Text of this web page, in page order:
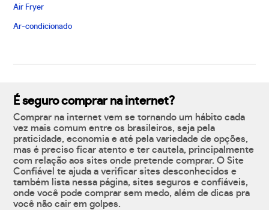
Air Fryer
Ar-condicionado
É seguro comprar na internet?
Comprar na internet vem se tornando um hábito cada
vez mais comum entre os brasileiros, seja pela
praticidade, economia e até pela variedade de opções,
mas é preciso ficar atento e ter cautela, principalmente
com relação aos sites onde pretende comprar. O Site
Confiável te ajuda a verificar sites desconhecidos e
também lista nessa página, sites seguros e confiáveis,
onde você pode comprar sem medo, além de dicas pra
você não cair em golpes.